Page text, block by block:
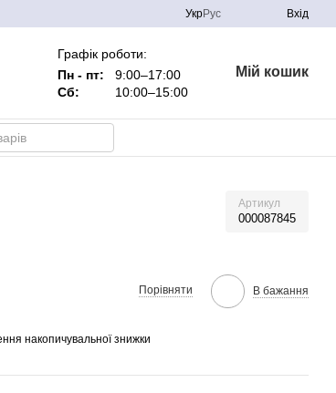
УкрРус Вхід
Графік роботи:
Пн - пт:
9:00–17:00
Сб:
10:00–15:00
Мій кошик
Артикул
000087845
Порівняти В бажання
накопичувальної знижки